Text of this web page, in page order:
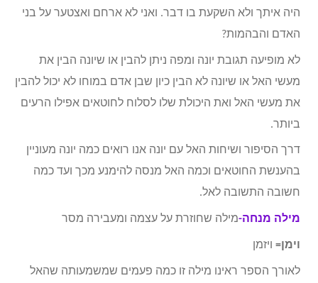
היה איתך ולא השקעת בו דבר. ואני לא ארחם ואצטער על בני
האדם והבהמות?
לא מופיעה תגובת יונה ומפה ניתן להבין או שיונה הבין את
מעשי האל או שיונה לא הבין כיון שבן אדם במוחו לא יכול להבין
את מעשי האל ואת היכולת שלו לסלוח לחוטאים אפילו הרעים
ביותר.
דרך הסיפור ושיחות האל עם יונה אנו רואים כמה יונה מעוניין
בהענשת החוטאים וכמה האל מנסה להימנע מכך ועד כמה
חשובה התשובה לאל.
מילה מנחה-מילה שחוזרת על עצמה ומעבירה מסר
וימן= ויזמן
לאורך הספר ראינו מילה זו כמה פעמים שמשמעותה שהאל